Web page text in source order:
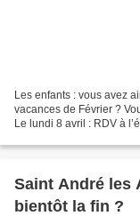
Les enfants : vous avez
vacances de Février ?
Le lundi 8 avril : RDV à
Saint André les
bientôt la fin ?